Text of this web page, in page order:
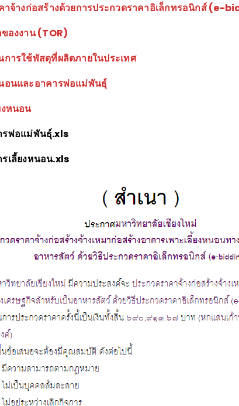
าจ้างก่อสร้างด้วยการประกวดราคาอิเล็กทรอนิกส์ (e-
องงาน (TOR)
การใช้พัสดุที่ผลิตภายในประเทศ
อนและอาคารพ่อแม่พันธุ์
งหนอน
พ่อแม่พันธุ์.xls
เลี้ยงหนอน.xls